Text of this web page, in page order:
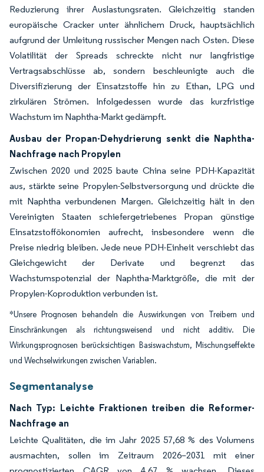
Reduzierung ihrer Auslastungsraten. Gleichzeitig standen
europäische Cracker unter ähnlichem Druck, hauptsächlich
aufgrund der Umleitung russischer Mengen nach Osten. Diese
Volatilität der Spreads schreckte nicht nur langfristige
Vertragsabschlüsse ab, sondern beschleunigte auch die
Diversifizierung der Einsatzstoffe hin zu Ethan, LPG und
zirkulären Strömen. Infolgedessen wurde das kurzfristige
Wachstum im Naphtha-Markt gedämpft.
Ausbau der Propan-Dehydrierung senkt die Naphtha-
Nachfrage nach Propylen
Zwischen 2020 und 2025 baute China seine PDH-Kapazität
aus, stärkte seine Propylen-Selbstversorgung und drückte die
mit Naphtha verbundenen Margen. Gleichzeitig hält in den
Vereinigten Staaten schiefergetriebenes Propan günstige
Einsatzstoffökonomien aufrecht, insbesondere wenn die
Preise niedrig bleiben. Jede neue PDH-Einheit verschiebt das
Gleichgewicht der Derivate und begrenzt das
Wachstumspotenzial der Naphtha-Marktgröße, die mit der
Propylen-Koproduktion verbunden ist.
*Unsere Prognosen behandeln die Auswirkungen von Treibern und
Einschränkungen als richtungsweisend und nicht additiv. Die
Wirkungsprognosen berücksichtigen Basiswachstum, Mischungseffekte
und Wechselwirkungen zwischen Variablen.
Segmentanalyse
Nach Typ: Leichte Fraktionen treiben die Reformer-
Nachfrage an
Leichte Qualitäten, die im Jahr 2025 57,68 % des Volumens
ausmachten, sollen im Zeitraum 2026–2031 mit einer